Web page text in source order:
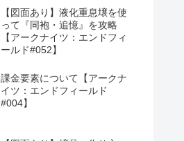
【図面あり】液化重息壌を使
って『同袍・追憶』を攻略
【アークナイツ：エンドフィ
ールド#052】
課金要素について【アークナ
イツ：エンドフィールド
#004】